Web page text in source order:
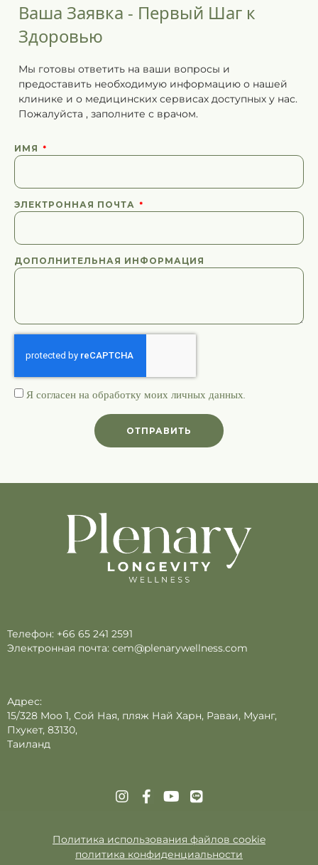
Ваша Заявка - Первый Шаг к
Здоровью
Мы готовы ответить на ваши вопросы и
предоставить необходимую информацию о нашей
клинике и о медицинских сервисах доступных у нас.
Пожалуйста , заполните с врачом.
ИМЯ
ЭЛЕКТРОННАЯ ПОЧТА
ДОПОЛНИТЕЛЬНАЯ ИНФОРМАЦИЯ
Я согласен на обработку моих личных данных.
ОТПРАВИТЬ
Телефон: +66 65 241 2591
Электронная почта: cem@plenarywellness.com
Адрес:
15/328 Moo 1, Сой Ная, пляж Най Харн, Раваи, Муанг,
Пхукет, 83130,
Таиланд
Политика использования файлов cookie
политика конфиденциальности